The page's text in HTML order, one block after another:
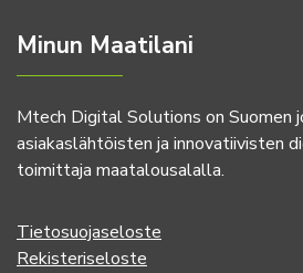
Minun Maatilani
Mtech Digital Solutions on Suomen
asiakaslähtöisten ja innovatiivisten
toimittaja maatalousalalla.
Tietosuojaseloste
Rekisteriseloste